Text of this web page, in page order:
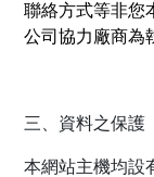
聯絡方式等非您
公司協力廠商為
三、資料之保護
本網站主機均設